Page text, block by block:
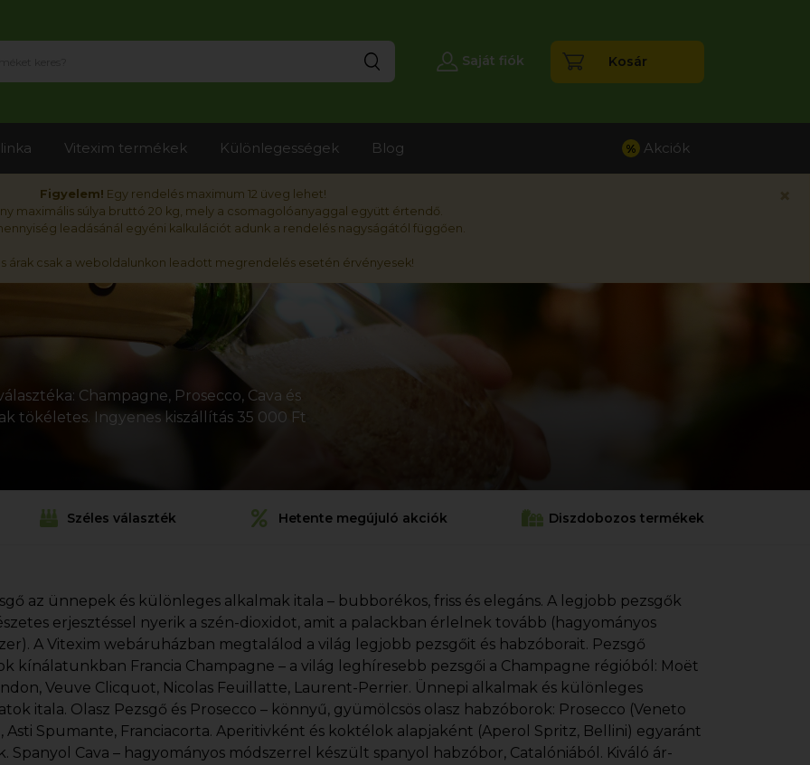
Figyelem! Egy rendelés maximum 12 üveg lehet!
maximális súlya bruttó 20 kg, mely a csomagolóanyaggal együtt értendő.
leadásánál egyéni kalkulációt adunk a rendelés nagyságától függően.
árak csak a weboldalunkon leadott megrendelés esetén érvényesek!
Saját fiók Kosár
Vitexim termékek Különlegességek Blog % Akciók
Champagne, Prosecco, Cava és
tökéletes. Ingyenes kiszállítás 35 000 Ft
Széles választék Hetente megújuló akciók Diszdobozos termékek
az ünnepek és különleges alkalmak itala – bubborékos, friss és elegáns. A legjobb pezsgők
erjesztéssel nyerik a szén-dioxidot, amit a palackban érlelnek tovább (hagyományos
A Vitexim webáruházban megtalálod a világ legjobb pezsgőit és habzóborait. Pezsgő
kínálatunkban Francia Champagne – a világ leghíresebb pezsgői a Champagne régióból: Moët
Veuve Clicquot, Nicolas Feuillatte, Laurent-Perrier. Ünnepi alkalmak és különleges
itala. Olasz Pezsgő és Prosecco – könnyű, gyümölcsös olasz habzóborok: Prosecco (Veneto
Asti Spumante, Franciacorta. Aperitivként és koktélok alapjaként (Aperol Spritz, Bellini) egyaránt
Spanyol Cava – hagyományos módszerrel készült spanyol habzóbor, Catalóniából. Kiváló ár-